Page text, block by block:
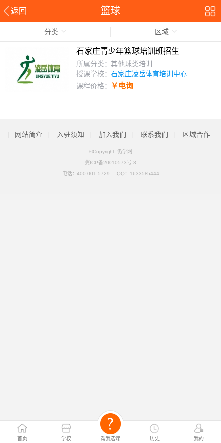
返回 篮球
首页 学校 帮我选课 历史 我的
分类 区域
石家庄青少年篮球培训班招生
所属分类：其他球类培训
授课学校： 石家庄凌岳体育培训中心
课程价格：
￥电询
网站简介 入驻须知 加入我们 联系我们 区域合作
©Copyright 仍学网
冀ICP备20010573号-3
电话： 400-001-5729 QQ： 1633585444